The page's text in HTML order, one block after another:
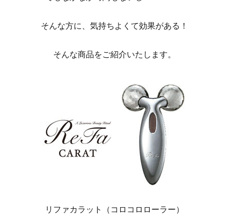
そんな方に、気持ちよくて効果がある！
そんな商品をご紹介いたします。
リファカラット（コロコロローラー）